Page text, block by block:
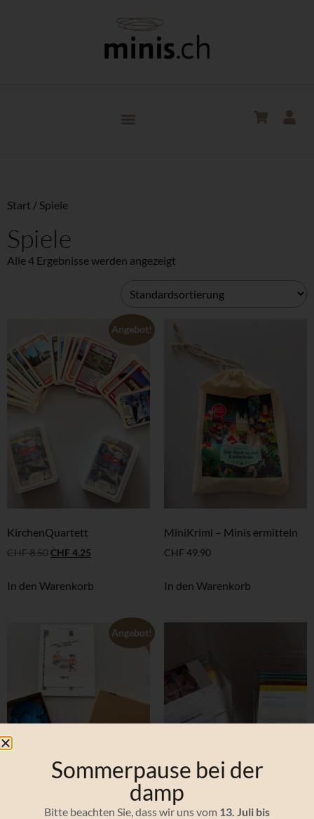
Start / Spiele
Spiele
Alle 4 Ergebnisse werden angezeigt
Angebot!
KirchenQuartett
CHF8.50CHF 4.25
In den Warenkorb
MiniKrimi – Minis ermitteln
CHF 49.90
In den Warenkorb
Angebot!
Sommerpause bei der
damp
Bitte beachten Sie, dass wir uns vom 13. Juli bis